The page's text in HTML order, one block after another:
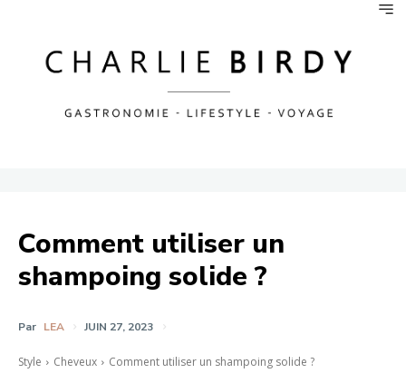
Comment utiliser un
shampoing solide ?
Par LEA JUIN 27, 2023
Style Cheveux Comment utiliser un shampoing solide ?